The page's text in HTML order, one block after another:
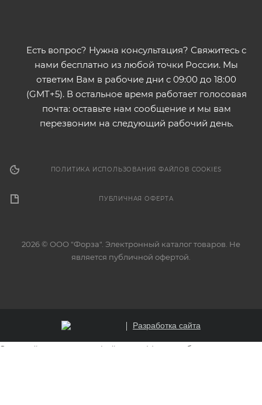
Есть вопрос? Нужна консультация? Свяжитесь с
нами бесплатно из любой точки России. Мы
ответим Вам в рабочие дни с 09:00 до 18:00
(GMT+5). В остальное время работает голосовая
почта: оставьте нам сообщение и мы вам
перезвоним на следующий рабочий день.
ПОЛИТИКА ИСПОЛЬЗОВАНИЯ ФАЙЛОВ COOKIES
ПУБЛИЧНАЯ ОФЕРТА
2026 © ООО "Форза". Электронный каталог товаров. Не
является публичной офертой.
Разработка сайта
Этот сайт использует файлы cookie для обеспечения